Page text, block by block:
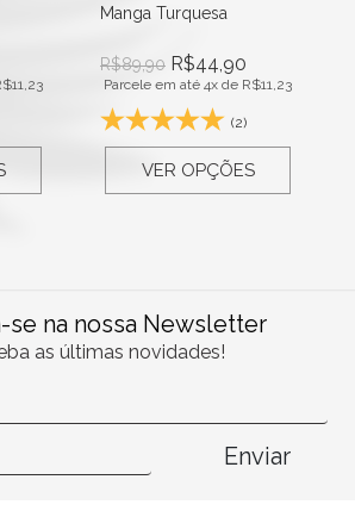
11,23
Manga Turquesa
R$89,90 R$44,90
Parcele em até 4x de R$11,23
(2)
VER OPÇÕES
se na nossa Newsletter
as últimas novidades!
Enviar